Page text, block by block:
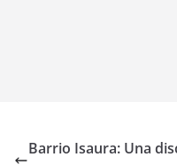
Barrio Isaura: Una